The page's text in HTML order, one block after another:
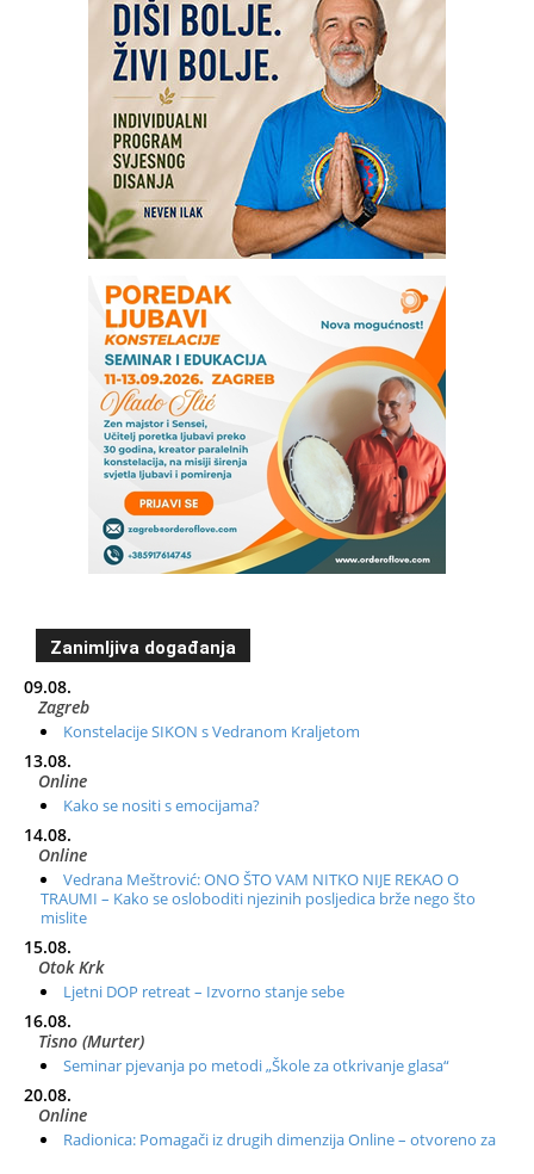
Zanimljiva događanja
09.08.
Zagreb
Konstelacije SIKON s Vedranom Kraljetom
13.08.
Online
Kako se nositi s emocijama?
14.08.
Online
Vedrana Meštrović: ONO ŠTO VAM NITKO NIJE REKAO O
TRAUMI – Kako se osloboditi njezinih posljedica brže nego što
mislite
15.08.
Otok Krk
Ljetni DOP retreat – Izvorno stanje sebe
16.08.
Tisno (Murter)
Seminar pjevanja po metodi „Škole za otkrivanje glasa“
20.08.
Online
Radionica: Pomagači iz drugih dimenzija Online – otvoreno za